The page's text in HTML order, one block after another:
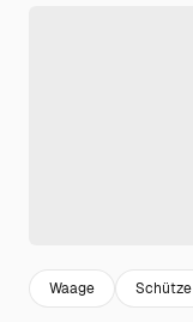
Waage Schütze